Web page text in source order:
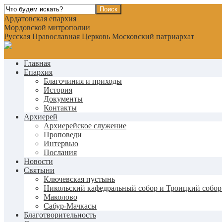
Ардатовская епархия
Мордовской митрополии
Русская Православная Церковь Московский патриархат
Главная
Епархия
Благочиния и приходы
История
Документы
Контакты
Архиерей
Архиерейское служение
Проповеди
Интервью
Послания
Новости
Святыни
Ключевская пустынь
Никольский кафедральный собор и Троицкий собор
Маколово
Сабур-Мачкасы
Благотворительность